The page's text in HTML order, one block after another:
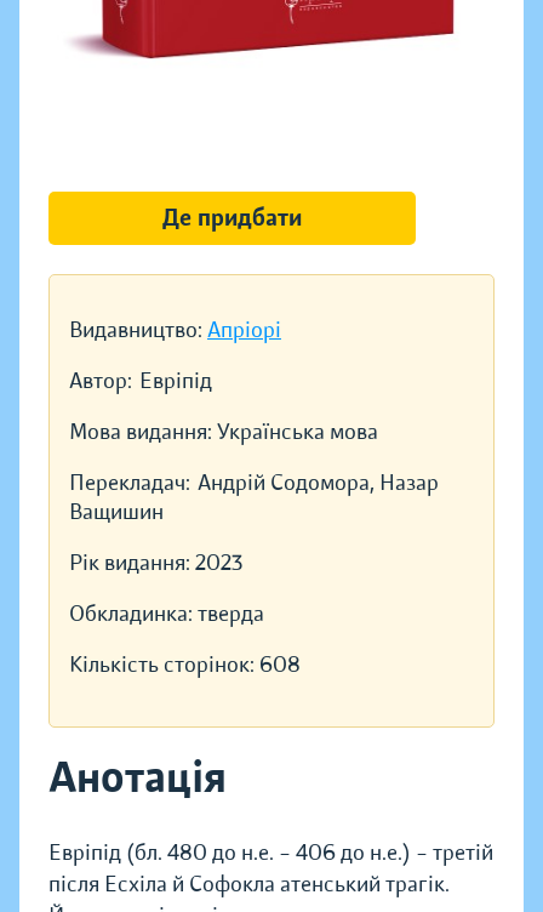
Видавництво: Апріорі
Автор: Евріпід
Мова видання: Українська мова
Перекладач: Андрій Содомора, Назар
Ващишин
Рік видання: 2023
Обкладинка: тверда
Кількість сторінок: 608
Анотація
Евріпід (бл. 480 до н.е. – 406 до н.е.) – третій
після Есхіла й Софокла атенський трагік.
Де придбати